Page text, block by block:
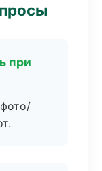
при